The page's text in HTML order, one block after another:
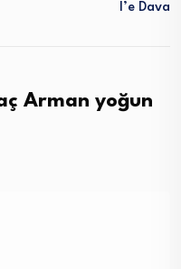
L’e Dava
Arman yoğun